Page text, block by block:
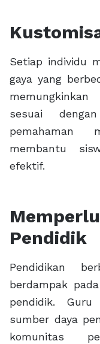
Setiap individu
gaya yang
sesuai
pemahaman
membantu
efektif.
Pendidik
Pendidikan
berdampak
pendidik.
sumber daya
komunitas